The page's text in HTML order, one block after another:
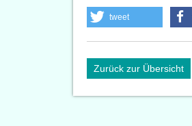
tweet
Zurück zur Übersicht